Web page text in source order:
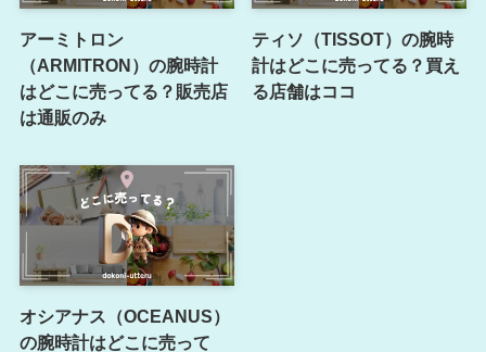
アーミトロン
（ARMITRON）の腕時計
はどこに売ってる？販売店
は通販のみ
ティソ（TISSOT）の腕時
計はどこに売ってる？買え
る店舗はココ
オシアナス（OCEANUS）
の腕時計はどこに売って